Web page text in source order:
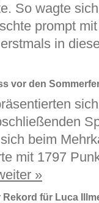
So wagte
prompt
in
vor den
beim
mit 1797
»
für Luca